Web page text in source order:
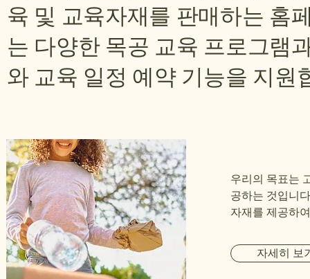
육 및 교육자재를 판매하는 홈
는 다양한 목공 교육 프로그램
와 교육 일정 예약 기능을 지원
우리의 목표는
공하는 것입니
자재를 제공하
자세히 보